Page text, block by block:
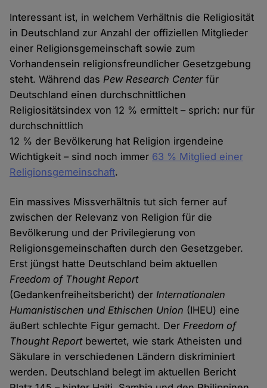
Interessant ist, in welchem Verhältnis die Religiosität
in Deutschland zur Anzahl der offiziellen Mitglieder
einer Religionsgemeinschaft sowie zum
Vorhandensein religionsfreundlicher Gesetzgebung
steht. Während dasPew Research Centerfür
Deutschland einen durchschnittlichen
Religiositätsindex von 12 % ermittelt – sprich: nur für
durchschnittlich
12 % der Bevölkerung hat Religion irgendeine
Wichtigkeit – sind noch immer 63 % Mitglied einer
Religionsgemeinschaft.
Ein massives Missverhältnis tut sich ferner auf
zwischen der Relevanz von Religion für die
Bevölkerung und der Privilegierung von
Religionsgemeinschaften durch den Gesetzgeber.
Erst jüngst hatte Deutschland beim aktuellen
Freedom of Thought Report
(Gedankenfreiheitsbericht) derInternationalen
Humanistischen und Ethischen Union (IHEU) eine
äußert schlechte Figur gemacht. DerFreedom of
Thought Reportbewertet, wie stark Atheisten und
Säkulare in verschiedenen Ländern diskriminiert
werden. Deutschland belegt im aktuellen Bericht